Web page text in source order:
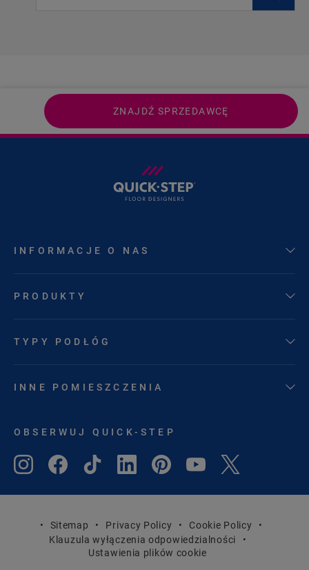
ZNAJDŹ SPRZEDAWCĘ
INFORMACJE O NAS
PRODUKTY
TYPY PODŁÓG
INNE POMIESZCZENIA
OBSERWUJ QUICK-STEP
Sitemap Privacy Policy
Cookie Policy
Klauzula wyłączenia odpowiedzialności
Ustawienia plików cookie